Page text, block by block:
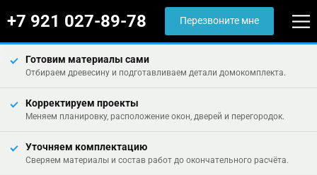
+7 921 027-89-78 Перезвоните мне
Готовим материалы сами
Отбираем древесину и подготавливаем детали домокомплекта.
Корректируем проекты
Меняем планировку, расположение окон, дверей и перегородок.
Уточняем комплектацию
Сверяем материалы и состав работ до окончательного расчёта.